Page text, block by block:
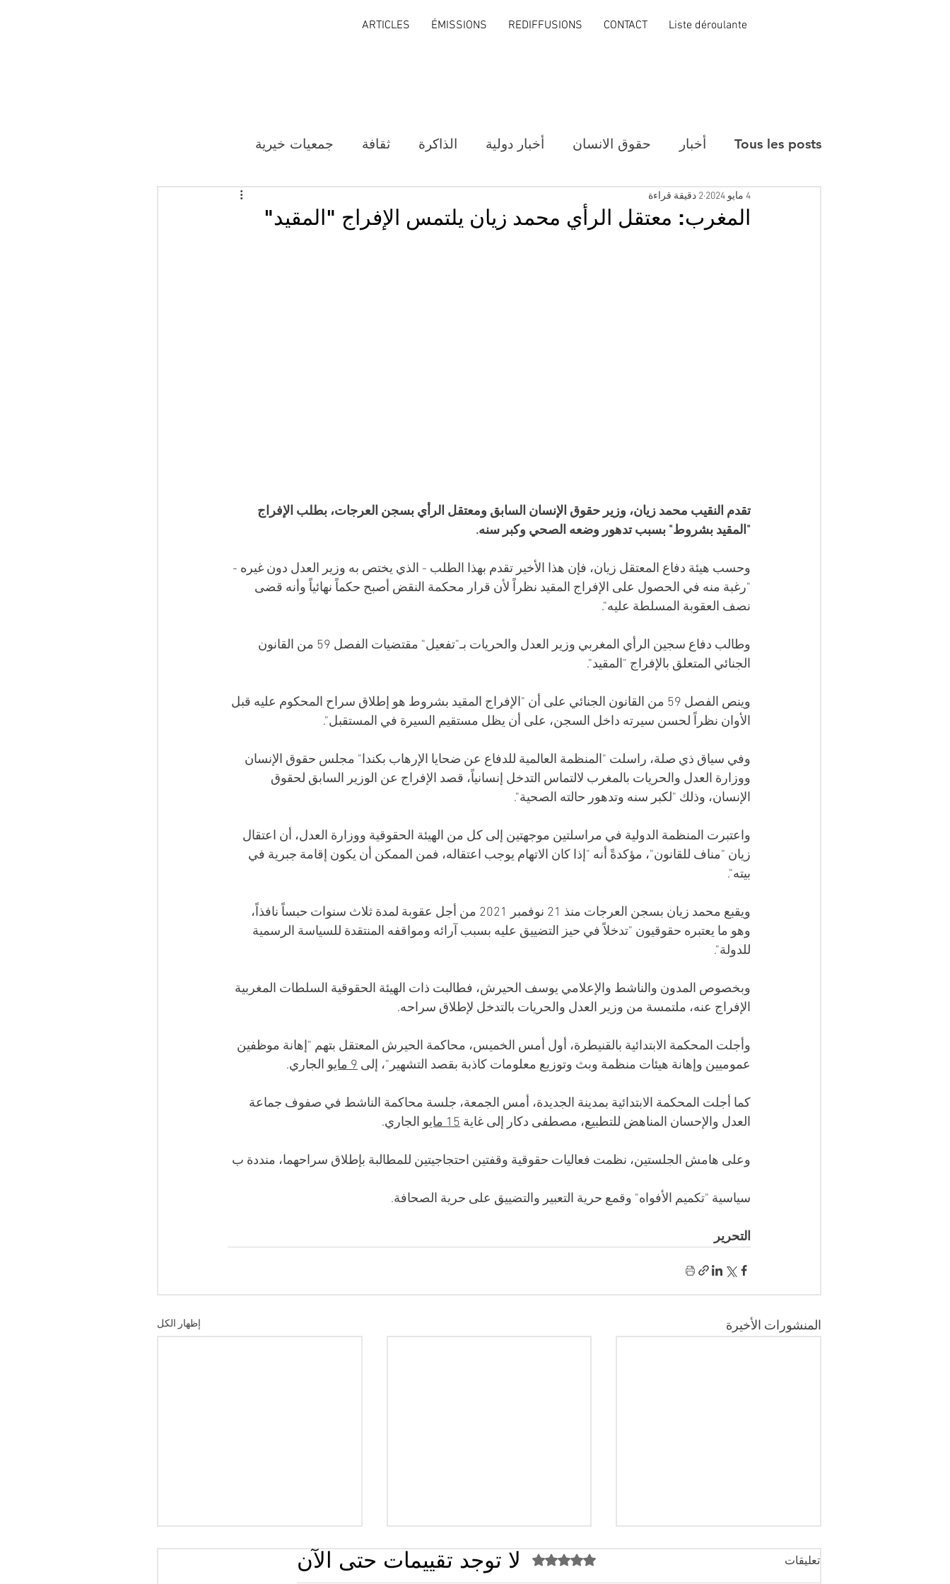
ARTICLES ÉMISSIONS REDIFFUSIONS CONTACT Liste déroulante
Tous les posts أخبار حقوق الانسان أخبار دولية الذاكرة ثقافة جمعيات خيرية
المغرب: معتقل الرأي محمد زيان يلتمس الإفراج "المقيد"
4 مايو 2024 2 دقيقة قراءة
تقدم النقيب محمد زيان، وزير حقوق الإنسان السابق ومعتقل الرأي بسجن العرجات، بطلب الإفراج
"المقيد بشروط" بسبب تدهور وضعه الصحي وكبر سنه.
وحسب هيئة دفاع المعتقل زيان، فإن هذا الأخير تقدم بهذا الطلب - الذي يختص به وزير العدل دون غيره -
"رغبة منه في الحصول على الإفراج المقيد نظراً لأن قرار محكمة النقض أصبح حكماً نهائياً وأنه قضى
نصف العقوبة المسلطة عليه".
وطالب دفاع سجين الرأي المغربي وزير العدل والحريات بـ"تفعيل" مقتضيات الفصل 59 من القانون
الجنائي المتعلق بالإفراج "المقيد".
وينص الفصل 59 من القانون الجنائي على أن "الإفراج المقيد بشروط هو إطلاق سراح المحكوم عليه قبل
الأوان نظراً لحسن سيرته داخل السجن، على أن يظل مستقيم السيرة في المستقبل".
وفي سياق ذي صلة، راسلت "المنظمة العالمية للدفاع عن ضحايا الإرهاب بكندا" مجلس حقوق الإنسان
ووزارة العدل والحريات بالمغرب لالتماس التدخل إنسانياً، قصد الإفراج عن الوزير السابق لحقوق
الإنسان، وذلك "لكبر سنه وتدهور حالته الصحية".
واعتبرت المنظمة الدولية في مراسلتين موجهتين إلى كل من الهيئة الحقوقية ووزارة العدل، أن اعتقال
زيان "مناف للقانون"، مؤكدةً أنه "إذا كان الاتهام يوجب اعتقاله، فمن الممكن أن يكون إقامة جبرية في
بيته".
ويقبع محمد زيان بسجن العرجات منذ 21 نوفمبر 2021 من أجل عقوبة لمدة ثلاث سنوات حبساً نافذاً،
وهو ما يعتبره حقوقيون "تدخلاً في حيز التضييق عليه بسبب آرائه ومواقفه المنتقدة للسياسة الرسمية
للدولة".
وبخصوص المدون والناشط والإعلامي يوسف الحيرش، فطالبت ذات الهيئة الحقوقية السلطات المغربية
الإفراج عنه، ملتمسة من وزير العدل والحريات بالتدخل لإطلاق سراحه.
وأجلت المحكمة الابتدائية بالقنيطرة، أول أمس الخميس، محاكمة الحيرش المعتقل بتهم "إهانة موظفين
عموميين وإهانة هيئات منظمة وبث وتوزيع معلومات كاذبة بقصد التشهير"، إلى 9 مايو الجاري.
كما أجلت المحكمة الابتدائية بمدينة الجديدة، أمس الجمعة، جلسة محاكمة الناشط في صفوف جماعة
العدل والإحسان المناهض للتطبيع، مصطفى دكار إلى غاية 15 مايو الجاري.
وعلى هامش الجلستين، نظمت فعاليات حقوقية وقفتين احتجاجيتين للمطالبة بإطلاق سراحهما، منددة ب
سياسية "تكميم الأفواه" وقمع حرية التعبير والتضييق على حرية الصحافة.
التحرير
المنشورات الأخيرة إظهار الكل
تعليقات تم التقييم بـ 0 من أصل 5 نجوم. لا توجد تقييمات حتى الآن